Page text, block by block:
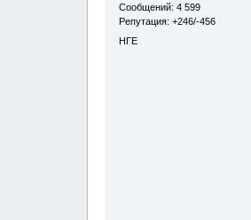
Сообщений: 4 599
Репутация: +246/-456
НГЕ